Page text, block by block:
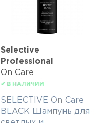
Selective
Professional
On Care
✔ В НАЛИЧИИ
SELECTIVE On Care
BLACK Шампунь для